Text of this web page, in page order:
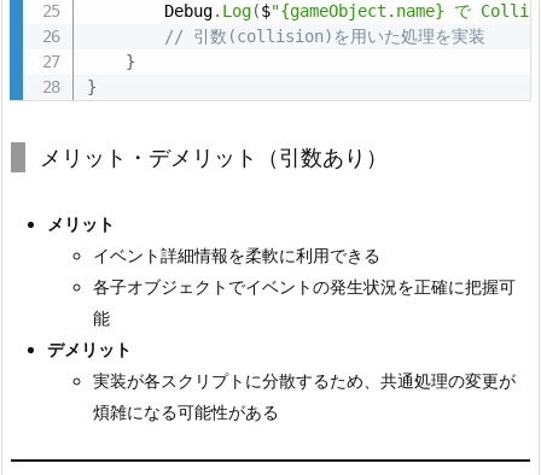
の
装
3.
t
        Debug
. Log($"{gameObject.name} で
// 引数(collision)を用いた処理を実装
}
}
メリット・デメリット（引数あり）
メリット
イベント詳細情報を柔軟に利用できる
各子オブジェクトでイベントの発生状況を正確に把握可
能
デメリット
実装が各スクリプトに分散するため、共通処理の変更が
煩雑になる可能性がある